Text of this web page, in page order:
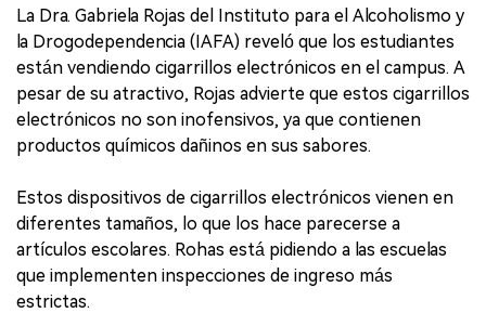
La Dra. Gabriela Rojas del Instituto para el Alcoholismo y
la Drogodependencia (IAFA) reveló que los estudiantes
están vendiendo cigarrillos electrónicos en el campus. A
pesar de su atractivo, Rojas advierte que estos cigarrillos
electrónicos no son inofensivos, ya que contienen
productos químicos dañinos en sus sabores.
Estos dispositivos de cigarrillos electrónicos vienen en
diferentes tamaños, lo que los hace parecerse a
artículos escolares. Rohas está pidiendo a las escuelas
que implementen inspecciones de ingreso más
estrictas.